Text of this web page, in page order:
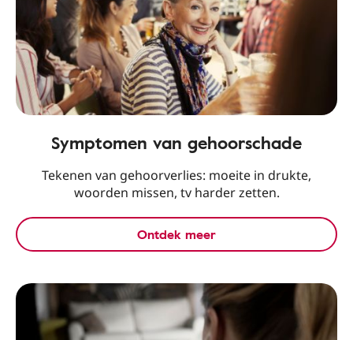
Symptomen van gehoorschade
Tekenen van gehoorverlies: moeite in drukte,
woorden missen, tv harder zetten.
Ontdek meer